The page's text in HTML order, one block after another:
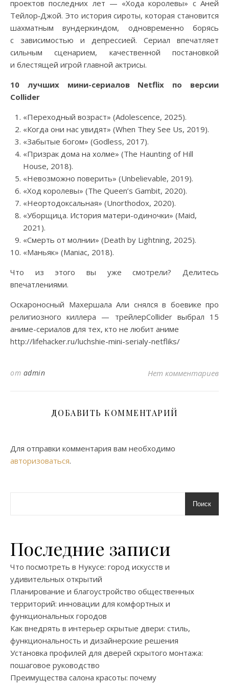
проектов последних лет — «Хода королевы» с Аней
Тейлор‑Джой. Это история сироты, которая становится
шахматным вундеркиндом, одновременно борясь
с зависимостью и депрессией. Сериал впечатляет
сильным сценарием, качественной постановкой
и блестящей игрой главной актрисы.
10 лучших мини-сериалов Netflix по версии
Collider
«Переходный возраст» (Adolescence, 2025).
«Когда они нас увидят» (When They See Us, 2019).
«Забытые богом» (Godless, 2017).
«Призрак дома на холме» (The Haunting of Hill
House, 2018).
«Невозможно поверить» (Unbelievable, 2019).
«Ход королевы» (The Queen’s Gambit, 2020).
«Неортодоксальная» (Unorthodox, 2020).
«Уборщица. История матери-одиночки» (Maid,
2021).
«Смерть от молнии» (Death by Lightning, 2025).
«Маньяк» (Maniac, 2018).
Что из этого вы уже смотрели? Делитесь
впечатлениями.
Оскароносный Махершала Али снялся в боевике про
религиозного киллера — трейлерCollider выбрал 15
аниме-сериалов для тех, кто не любит аниме
http://lifehacker.ru/luchshie-mini-serialy-netfliks/
от admin Нет комментариев
ДОБАВИТЬ КОММЕНТАРИЙ
Для отправки комментария вам необходимо
авторизоваться.
Поиск
Последние записи
Что посмотреть в Нукусе: город искусств и
удивительных открытий
Планирование и благоустройство общественных
территорий: инновации для комфортных и
функциональных городов
Как внедрять в интерьер скрытые двери: стиль,
функциональность и дизайнерские решения
Установка профилей для дверей скрытого монтажа:
пошаговое руководство
Преимущества салона красоты: почему